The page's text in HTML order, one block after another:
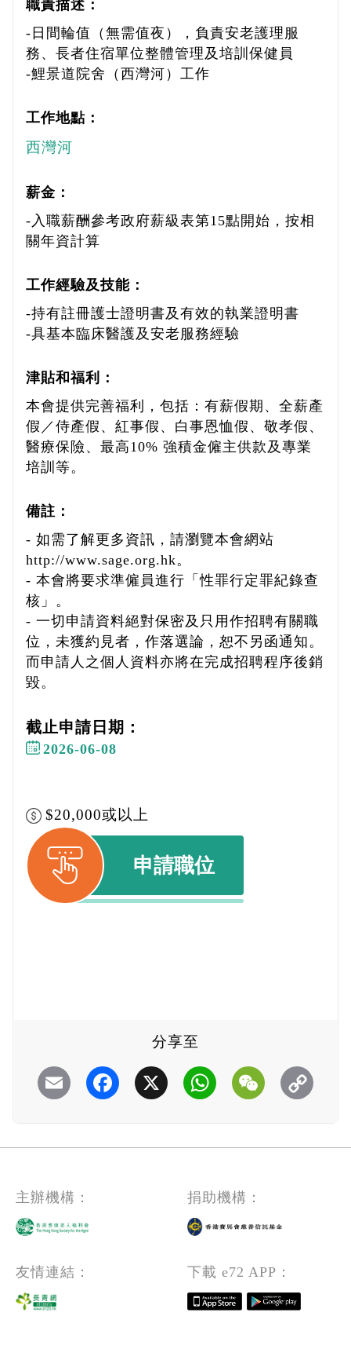
職責描述：
-日間輪值（無需值夜），負責安老護理服
務、長者住宿單位整體管理及培訓保健員
-鯉景道院舍（西灣河）工作
工作地點：
西灣河
薪金：
-入職薪酬參考政府薪級表第15點開始，按相
關年資計算
工作經驗及技能：
-持有註冊護士證明書及有效的執業證明書
-具基本臨床醫護及安老服務經驗
津貼和福利：
本會提供完善福利，包括：有薪假期、全薪產
假／侍產假、紅事假、白事恩恤假、敬孝假、
醫療保險、最高10% 強積金僱主供款及專業
培訓等。
備註：
- 如需了解更多資訊，請瀏覽本會網站
http://www.sage.org.hk。
- 本會將要求準僱員進行「性罪行定罪紀錄查
核」。
- 一切申請資料絕對保密及只用作招聘有關職
位，未獲約見者，作落選論，恕不另函通知。
而申請人之個人資料亦將在完成招聘程序後銷
毀。
截止申請日期：
2026-06-08
$20,000或以上
申請職位
分享至
Email Facebook
X WhatsAppWeChat
主辦機構： 捐助機構：
友情連結： 下載 e72 APP：